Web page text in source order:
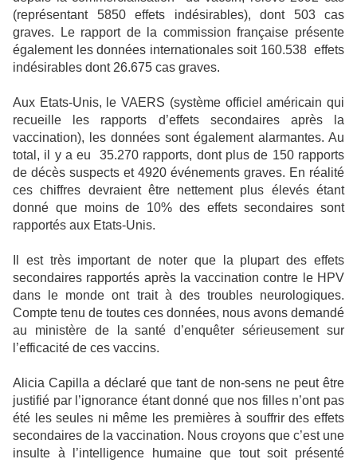
(représentant 5850 effets indésirables), dont 503 cas
graves. Le rapport de la commission française présente
également les données internationales soit 160.538 effets
indésirables dont 26.675 cas graves.
Aux Etats-Unis, le VAERS (système officiel américain qui
recueille les rapports d’effets secondaires après la
vaccination), les données sont également alarmantes. Au
total, il y a eu
35.270 rapports, dont plus de 150 rapports
de décès suspects et 4920 événements graves. En réalité
ces chiffres devraient être nettement plus élevés étant
donné que moins de 10% des effets secondaires sont
rapportés aux Etats-Unis.
Il est très important de noter que la plupart des effets
secondaires rapportés après la vaccination contre le HPV
dans le monde ont trait à des troubles neurologiques.
Compte tenu de toutes ces données, nous avons demandé
au ministère de la santé d’enquêter sérieusement sur
l’efficacité de ces vaccins.
Alicia Capilla a déclaré que tant de non-sens ne peut être
justifié par l’ignorance étant donné que nos filles n’ont pas
été les seules ni même les premières à souffrir des effets
secondaires de la vaccination. Nous croyons que c’est une
insulte à l’intelligence humaine que tout soit présenté